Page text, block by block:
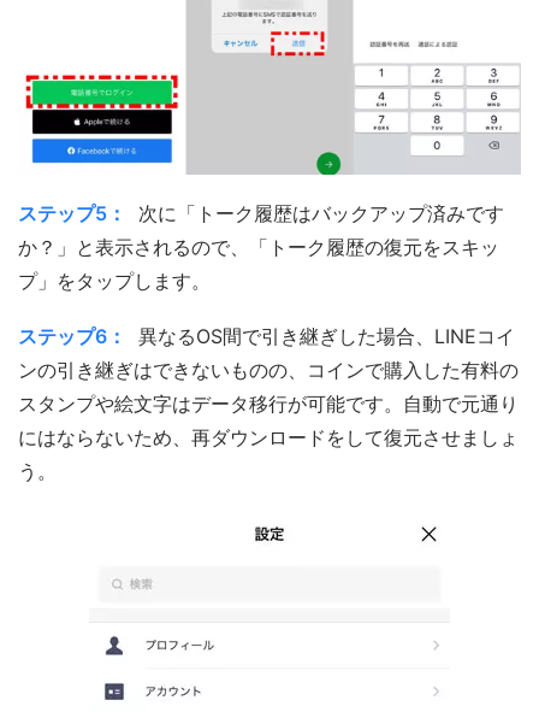
ステップ5：
次に「トーク履歴はバックアップ済みです
か？」と表示されるので、「トーク履歴の復元をスキッ
プ」をタップします。
ステップ6：
異なるOS間で引き継ぎした場合、LINEコイ
ンの引き継ぎはできないものの、コインで購入した有料の
スタンプや絵文字はデータ移行が可能です。自動で元通り
にはならないため、再ダウンロードをして復元させましょ
う。